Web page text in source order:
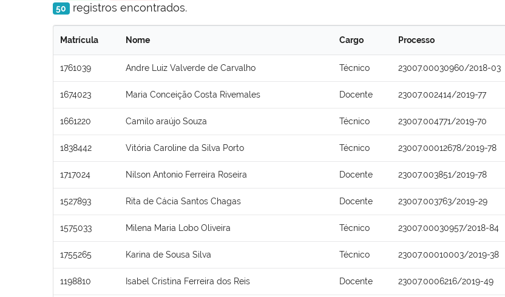
50 registros encontrados.
Matrícula Nome Cargo Processo
1761039 Andre Luiz Valverde de Carvalho Técnico 23007.00030960/2018-03
1674023 Maria Conceição Costa Rivemales Docente 23007.002414/2019-77
1661220 Camilo araújo Souza Técnico 23007.004771/2019-70
1838442 Vitória Caroline da Silva Porto Técnico 23007.00012678/2019-78
1717024 Nilson Antonio Ferreira Roseira Docente 23007.003851/2019-78
1527893 Rita de Cácia Santos Chagas Docente 23007.003763/2019-29
1575033 Milena Maria Lobo Oliveira Técnico 23007.00030957/2018-84
1755265 Karina de Sousa Silva Técnico 23007.00010003/2019-38
1198810 Isabel Cristina Ferreira dos Reis Docente 23007.0006216/2019-49